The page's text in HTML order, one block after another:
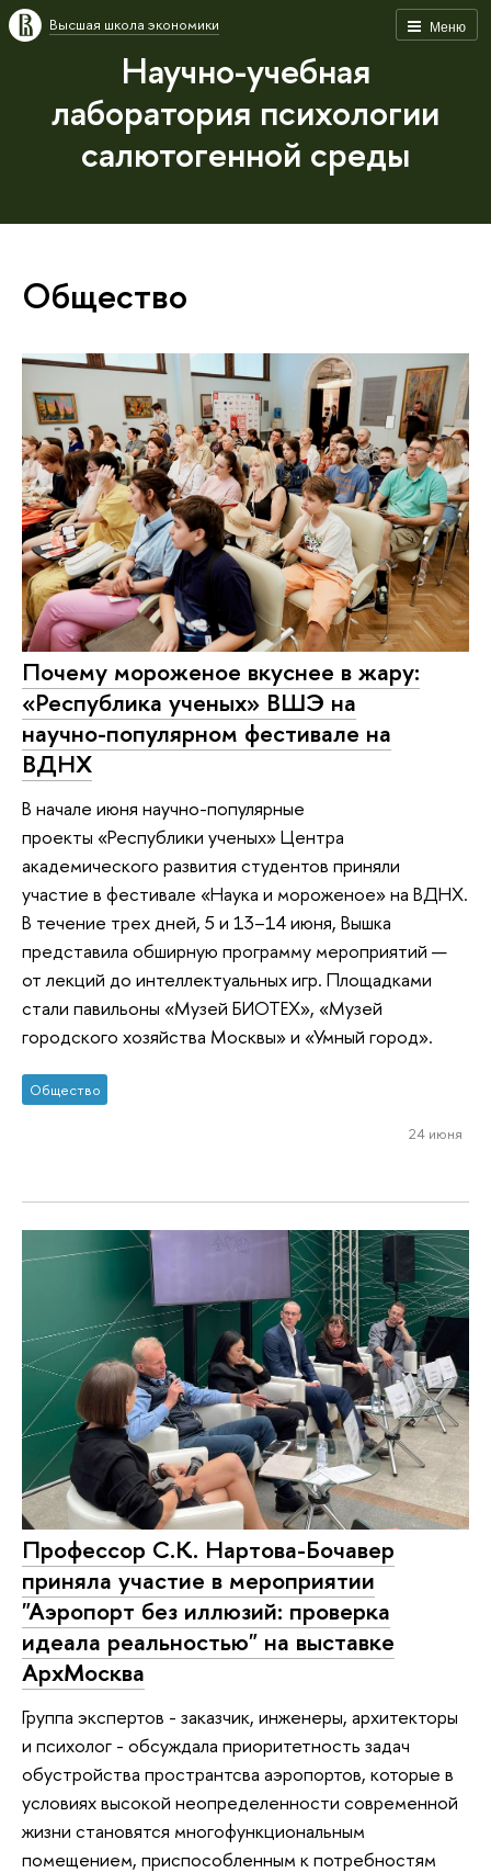
Меню
Высшая школа экономики
Научно-учебная
лаборатория психологии
салютогенной среды
Общество
Почему мороженое вкуснее в жару:
«Республика ученых» ВШЭ на
научно-популярном фестивале на
ВДНХ
В начале июня научно-популярные
проекты «Республики ученых» Центра
академического развития студентов приняли
участие в фестивале «Наука и мороженое» на ВДНХ.
В течение трех дней, 5 и 13–14 июня, Вышка
представила обширную программу мероприятий —
от лекций до интеллектуальных игр. Площадками
стали павильоны «Музей БИОТЕХ», «Музей
городского хозяйства Москвы» и «Умный город».
Общество
24 июня
Профессор С.К. Нартова-Бочавер
приняла участие в мероприятии
"Аэропорт без иллюзий: проверка
идеала реальностью" на выставке
АрхМосква
Группа экспертов - заказчик, инженеры, архитекторы
и психолог - обсуждала приоритетность задач
обустройства пространтсва аэропортов, которые в
условиях высокой неопределенности современной
жизни становятся многофункциональным
помещением, приспособленным к потребностям